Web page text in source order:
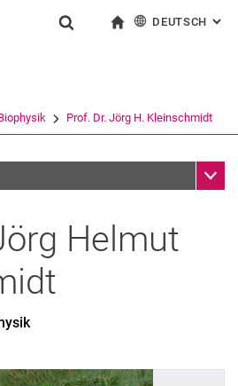
Springe direkt zu: Inhalt
Springe direkt zu: Suche
Springe direkt zu:
(öffnet externen Link in einem
DEUTSCH :
Prof. Dr. Jörg H. Kleinschmidt
Helmut